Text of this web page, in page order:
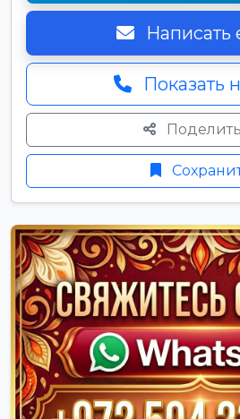
Написать
Показать